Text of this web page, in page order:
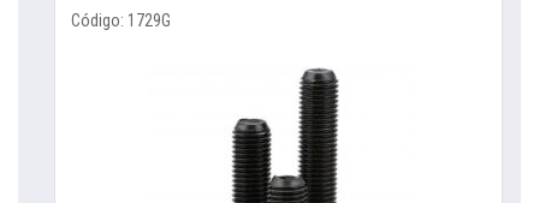
Código: 1729G